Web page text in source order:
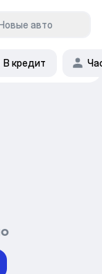
авто
В кредит